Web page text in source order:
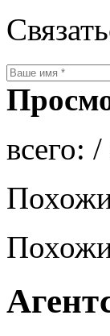
всего: /